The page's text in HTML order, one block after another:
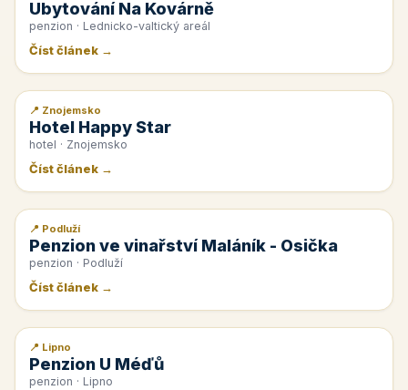
Ubytování Na Kovárně
penzion · Lednicko-valtický areál
Číst článek →
📰 PR článek
📍 Znojemsko
Hotel Happy Star
hotel · Znojemsko
Číst článek →
📰 PR článek
📍 Podluží
Penzion ve vinařství Maláník - Osička
penzion · Podluží
Číst článek →
📰 PR článek
📍 Lipno
Penzion U Méďů
penzion · Lipno